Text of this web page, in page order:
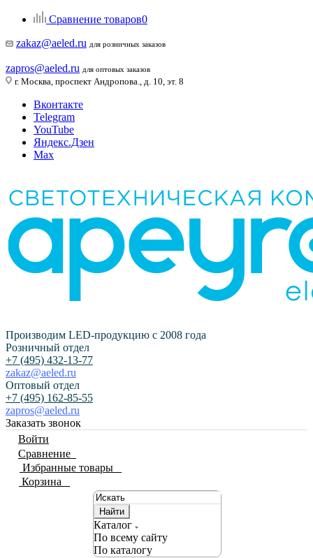
Сравнение товаров0
zakaz@aeled.ru для розничных заказов
zapros@aeled.ru для оптовых заказов
г. Москва, проспект Андропова., д. 10, эт. 8
Вконтакте
Telegram
YouTube
Яндекс.Дзен
Max
Производим LED-продукцию с 2008 года
Розничный отдел
+7 (495) 432-13-77
zakaz@aeled.ru
Оптовый отдел
+7 (495) 162-85-55
zapros@aeled.ru
Заказать звонок
Войти
Сравнение
Избранные товары
Корзина
Найти
Каталог
По всему сайту
По каталогу